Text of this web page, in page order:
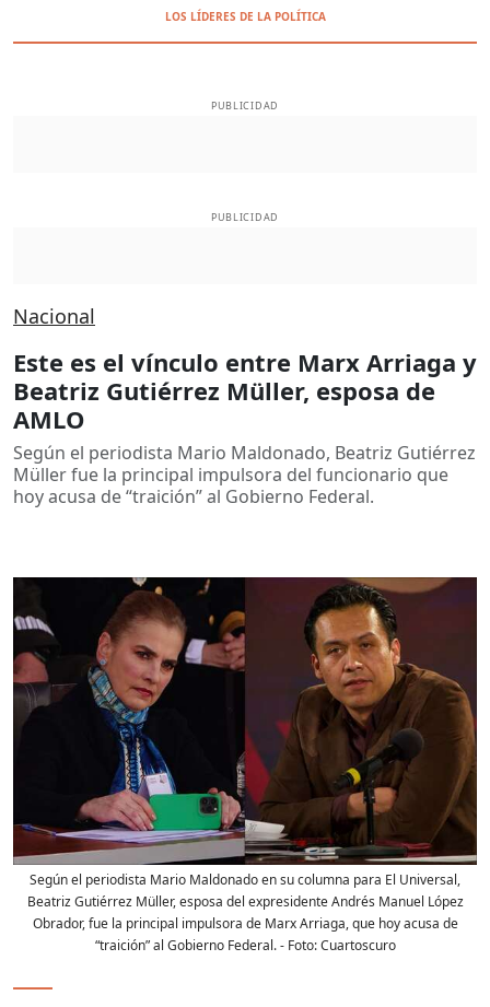
LOS LÍDERES DE LA POLÍTICA
PUBLICIDAD
PUBLICIDAD
Nacional
Este es el vínculo entre Marx Arriaga y
Beatriz Gutiérrez Müller, esposa de
AMLO
Según el periodista Mario Maldonado, Beatriz Gutiérrez
Müller fue la principal impulsora del funcionario que
hoy acusa de “traición” al Gobierno Federal.
Según el periodista Mario Maldonado en su columna para El Universal,
Beatriz Gutiérrez Müller, esposa del expresidente Andrés Manuel López
Obrador, fue la principal impulsora de Marx Arriaga, que hoy acusa de
“traición” al Gobierno Federal.- Foto:Cuartoscuro